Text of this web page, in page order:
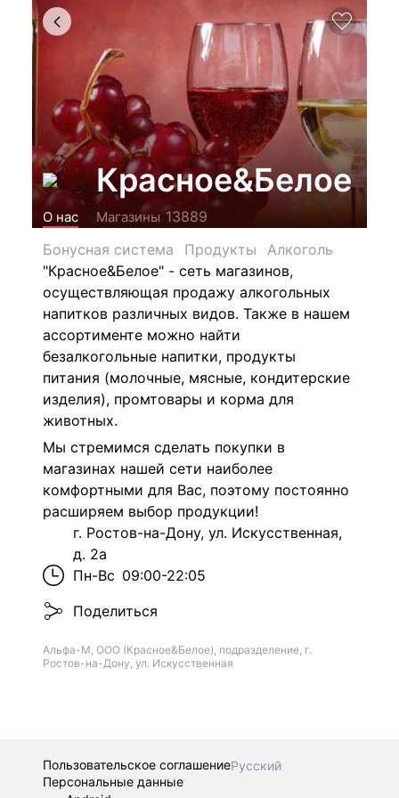
Красное&Белое
О нас Магазины 13889
Бонусная система
Продукты
Алкоголь
"Красное&Белое" - сеть магазинов,
осуществляющая продажу алкогольных
напитков различных видов. Также в нашем
ассортименте можно найти
безалкогольные напитки, продукты
питания (молочные, мясные, кондитерские
изделия), промтовары и корма для
животных.
Мы стремимся сделать покупки в
магазинах нашей сети наиболее
комфортными для Вас, поэтому постоянно
расширяем выбор продукции!
г. Ростов-на-Дону, ул. Искусственная,
д. 2а
Пн-Вс 09:00-22:05
Поделиться
Альфа-М, ООО (Красное&Белое), подразделение, г.
Ростов-на-Дону, ул. Искусственная
Пользовательское соглашениеРусский
Персональные данные